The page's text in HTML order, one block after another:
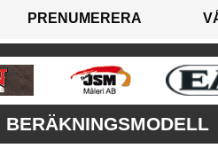
PRENUMERERA
BERÄKNINGSMODELL